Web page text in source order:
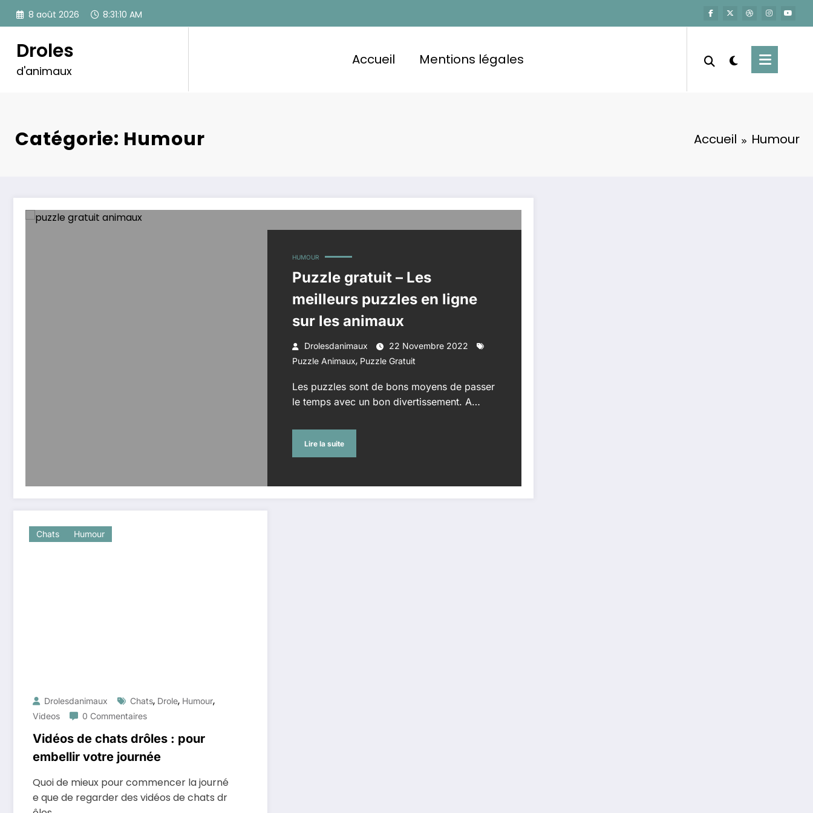
Aller
8 août 2026 8:31:10 AM
Droles
d'animaux
Accueil Mentions légales
Catégorie: Humour Accueil Humour
HUMOUR
Puzzle gratuit – Les
meilleurs puzzles en ligne
sur les animaux
Drolesdanimaux
22 Novembre 2022
Puzzle Animaux, Puzzle Gratuit
Les puzzles sont de bons moyens de passer
le temps avec un bon divertissement. A…
Lire la suite
Chats Humour
Drolesdanimaux Chats, Drole, Humour,
Videos 0 Commentaires
Vidéos de chats drôles : pour
embellir votre journée
Quoi de mieux pour commencer la journé
e que de regarder des vidéos de chats dr